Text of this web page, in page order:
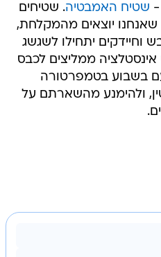
- שטיח האמבטיה. שטיחים
יוצאים מהמקלחת,
וחיידקים יתחילו לשגשג
ממליצים לכבס
בשבוע בטמפרטורה
ולהימנע מהשארתם על